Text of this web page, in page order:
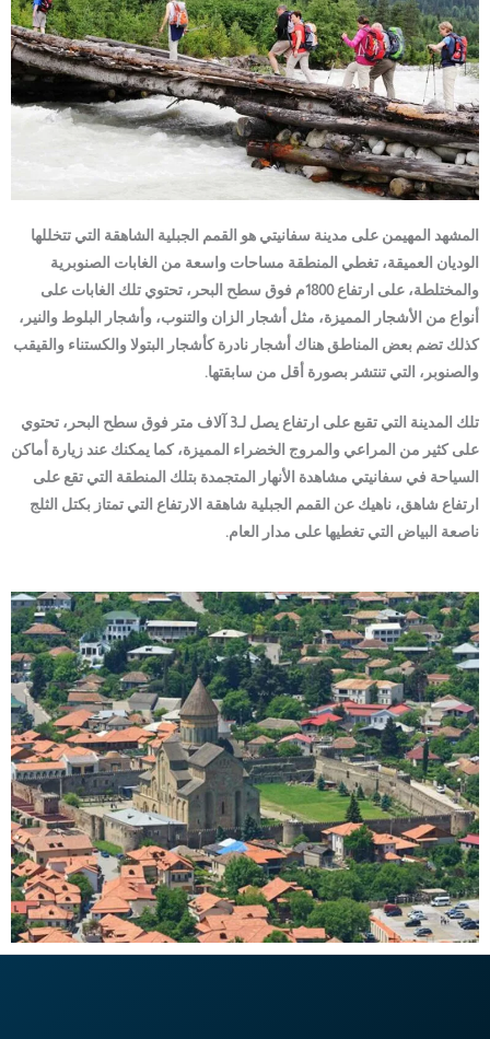
المشهد المهيمن على مدينة سفانيتي هو القمم الجبلية الشاهقة التي تتخللها
الوديان العميقة، تغطي المنطقة مساحات واسعة من الغابات الصنوبرية
والمختلطة، على ارتفاع 1800م فوق سطح البحر، تحتوي تلك الغابات على
أنواع من الأشجار المميزة، مثل أشجار الزان والتنوب، وأشجار البلوط والنير،
كذلك تضم بعض المناطق هناك أشجار نادرة كأشجار البتولا والكستناء والقيقب
والصنوبر، التي تنتشر بصورة أقل من سابقتها.
تلك المدينة التي تقبع على ارتفاع يصل لـ3 آلاف متر فوق سطح البحر، تحتوي
على كثير من المراعي والمروج الخضراء المميزة، كما يمكنك عند زيارة أماكن
السياحة في سفانيتي مشاهدة الأنهار المتجمدة بتلك المنطقة التي تقع على
ارتفاع شاهق، ناهيك عن القمم الجبلية شاهقة الارتفاع التي تمتاز بكتل الثلج
ناصعة البياض التي تغطيها على مدار العام.